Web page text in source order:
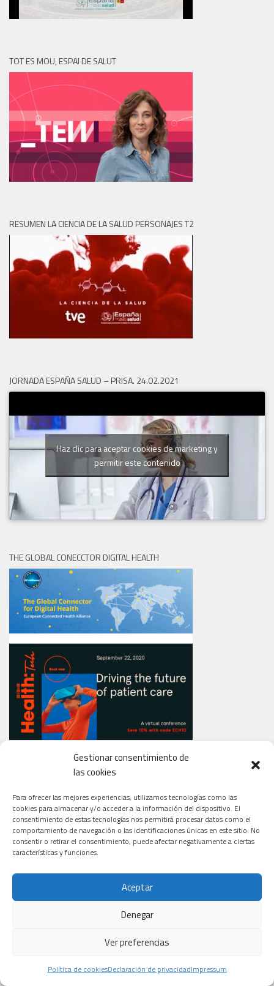
Gestionar consentimiento de
las cookies
Para ofrecer las mejores experiencias, utilizamos tecnologías como las
cookies para almacenar y/o acceder a la información del dispositivo. El
consentimiento de estas tecnologías nos permitirá procesar datos como el
comportamiento de navegación o las identificaciones únicas en este sitio. No
consentir o retirar el consentimiento, puede afectar negativamente a ciertas
características y funciones.
Aceptar
Denegar
Ver preferencias
Política de cookiesDeclaración de privacidadImpressum
TOT ES MOU, ESPAI DE SALUT
RESUMEN LA CIENCIA DE LA SALUD PERSONAJES T2
JORNADA ESPAÑA SALUD – PRISA. 24.02.2021
Haz clic para aceptar cookies de marketing y
permitir este contenido
THE GLOBAL CONECCTOR DIGITAL HEALTH
ESPAÑA SALUD)
Haz clic para aceptar cookies de marketing y